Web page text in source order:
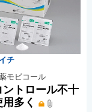
チ
モビコール
ントロール不十
多く